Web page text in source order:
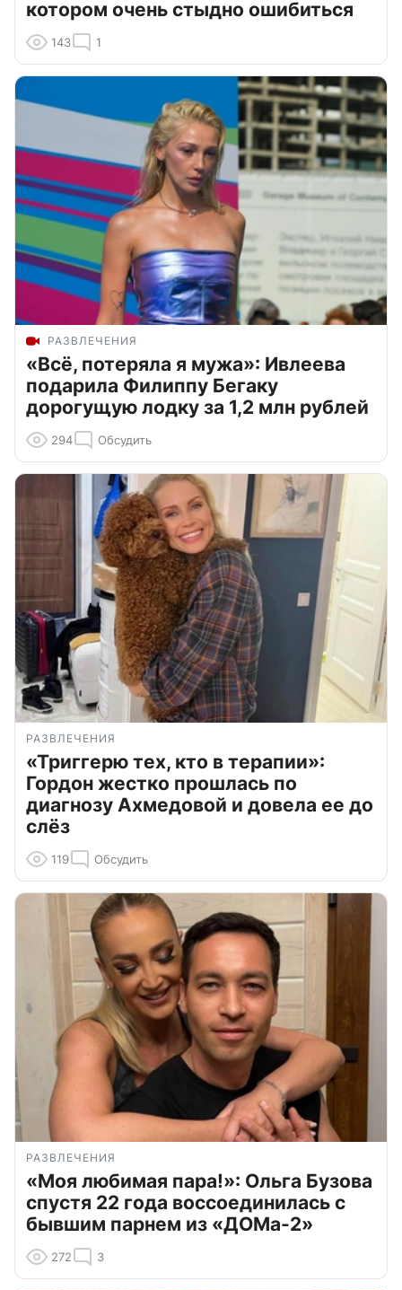
котором очень стыдно ошибиться
143 1
РАЗВЛЕЧЕНИЯ
«Всё, потеряла я мужа»: Ивлеева
подарила Филиппу Бегаку
дорогущую лодку за 1,2 млн рублей
294 Обсудить
РАЗВЛЕЧЕНИЯ
«Триггерю тех, кто в терапии»:
Гордон жестко прошлась по
диагнозу Ахмедовой и довела ее до
слёз
119 Обсудить
РАЗВЛЕЧЕНИЯ
«Моя любимая пара!»: Ольга Бузова
спустя 22 года воссоединилась с
бывшим парнем из «ДОМа-2»
272 3